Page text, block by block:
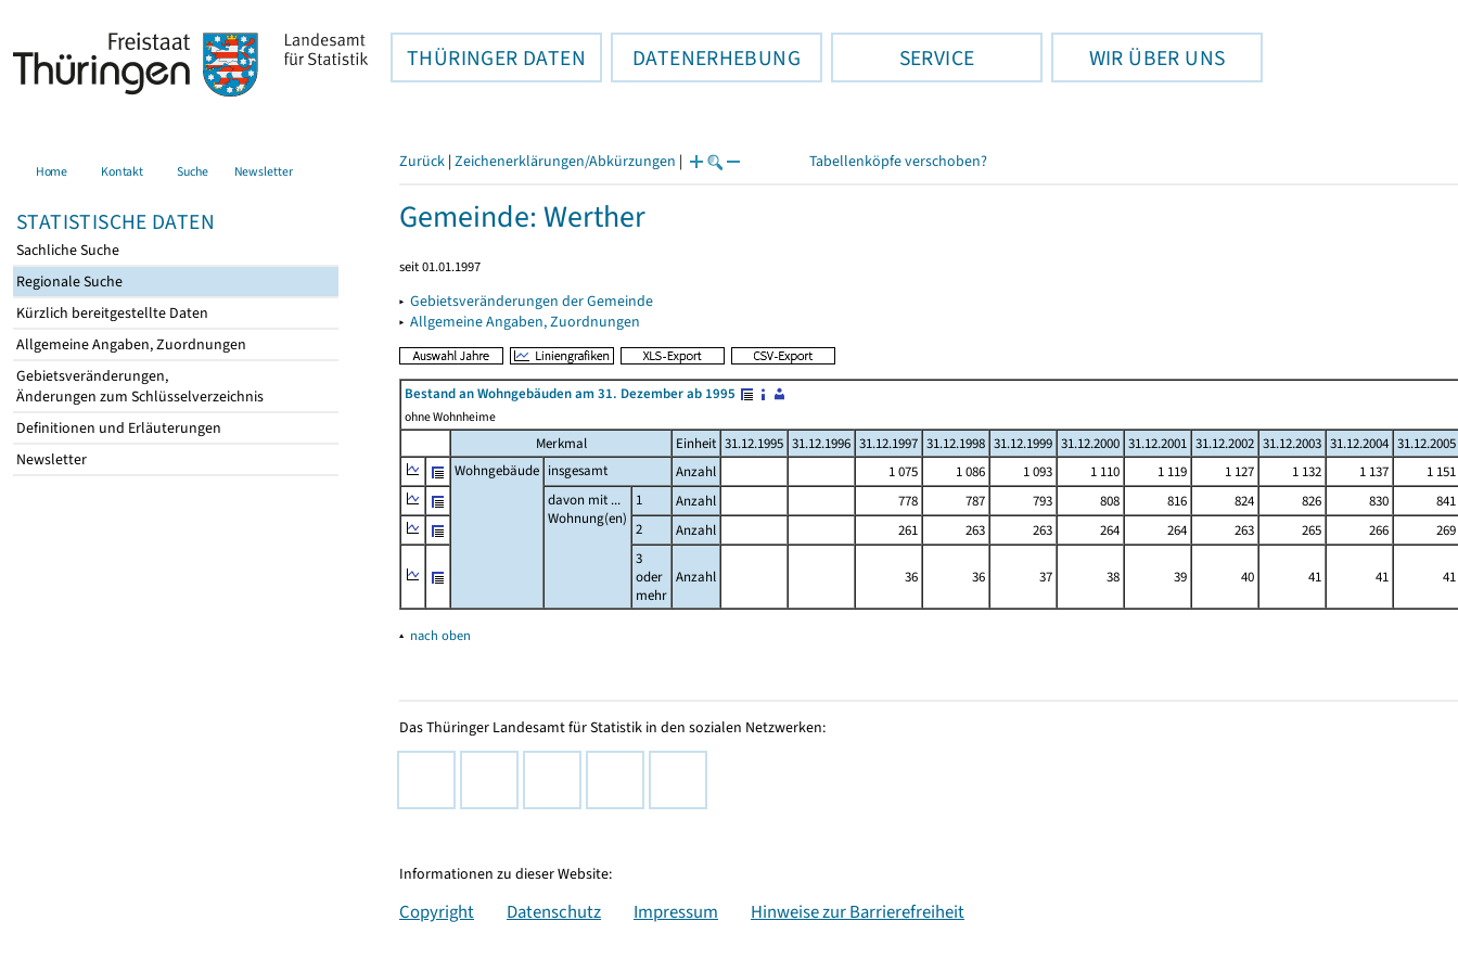
THÜRINGER DATEN DATENERHEBUNG SERVICE WIR ÜBER UNS
Home Kontakt Suche Newsletter
STATISTISCHE DATEN
Sachliche Suche
Regionale Suche
Kürzlich bereitgestellte Daten
Allgemeine Angaben, Zuordnungen
Gebietsveränderungen,
Änderungen zum Schlüsselverzeichnis
Definitionen und Erläuterungen
Newsletter
Zurück | Zeichenerklärungen/Abkürzungen | Tabellenköpfe verschoben?
Gemeinde: Werther
seit 01.01.1997
▸ Gebietsveränderungen der Gemeinde
▸ Allgemeine Angaben, Zuordnungen
Bestand an Wohngebäuden am 31. Dezember ab 1995
ohne Wohnheime
Merkmal Einheit 31.12.1995 31.12.1996 31.12.1997 31.12.1998 31.12.1999 31.12.2000 31.12.2001 31.12.2002 31.12.2003 31.12.2004 31.12.2005
Wohngebäude insgesamt Anzahl 1 075 1 086 1 093 1 110 1 119 1 127 1 132 1 137
1 151
davon mit ...
Wohnung(en)
1 Anzahl 778 787 793 808 816 824 826 830
841
2
Anzahl 261 263 263 264 264 263 265 266
269
3
oder
mehr
Anzahl 36 36 37 38 39 40 41 41 41
▴ nach oben
Das Thüringer Landesamt für Statistik in den sozialen Netzwerken:
Informationen zu dieser Website:
Copyright Datenschutz Impressum Hinweise zur Barrierefreiheit